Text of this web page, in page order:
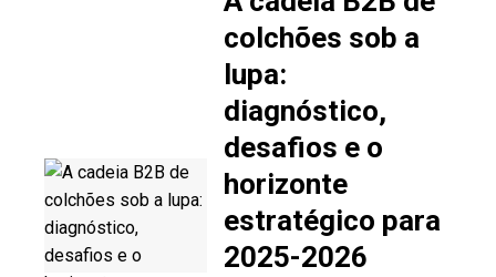
colchões sob a
lupa:
diagnóstico,
desafios e o
horizonte
estratégico para
2025-2026